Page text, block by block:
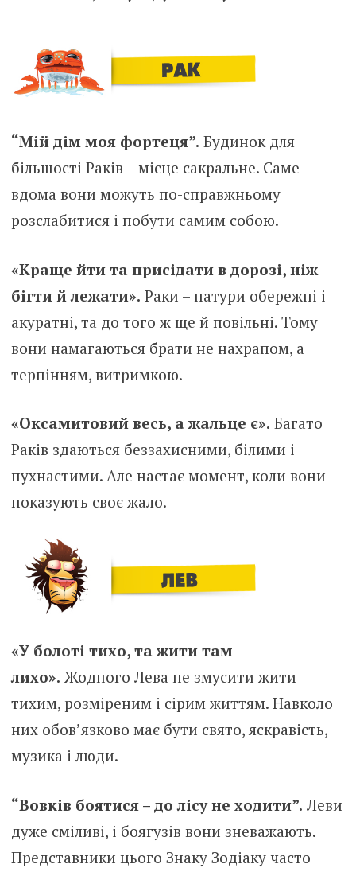
“Мій дім моя фортеця”. Будинок для
більшості Раків – місце сакральне. Саме
вдома вони можуть по-справжньому
розслабитися і побути самим собою.
«Краще йти та присідати в дорозі, ніж
бігти й лежати». Раки – натури обережні і
акуратні, та до того ж ще й повільні. Тому
вони намагаються брати не нахрапом, а
терпінням, витримкою.
«Оксамитовий весь, а жальце є». Багато
Раків здаються беззахисними, білими і
пухнастими. Але настає момент, коли вони
показують своє жало.
«У болоті тихо, та жити там
лихо». Жодного Лева не змусити жити
тихим, розміреним і сірим життям. Навколо
них обов’язково має бути свято, яскравість,
музика і люди.
“Вовків боятися – до лісу не ходити”. Леви
дуже сміливі, і боягузів вони зневажають.
Представники цього Знаку Зодіаку часто